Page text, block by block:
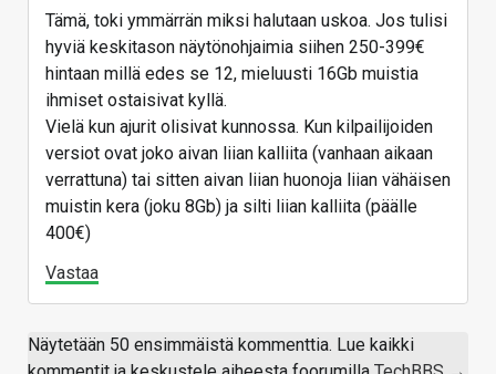
(lähde )
- 21.3.2025 Shipping manifestissa liikkuu BMG-
G31:lle heat sinkkejä ( lähde)
- 24.3.2025 Ubuntu Pluckyyn tehdään kiireellisenä
bugikorjaus jossa nuo tammi-helmikuun vaihteessa
lisätyt kortit lisätään myös siihen. ( lähde)
- 25.3.2025 Shipping manifestissa liikkuu BMG-
G31:lle Socket Stiffenerejä ja tällä kertaa tiedetään
että ne ovat menneet samaan paikkaan kuin missä
- 29.3.2025 Shipping manifesteissa liikkuu
Elastomeerista tehtyjä testi socketteja BMG-G31:lle
- 14.5.2025 Intel muuttaa rajusti suuntaa alkaen
Tämä, toki ymmärrän miksi halutaan uskoa. Jos tulisi
hyviä keskitason näytönohjaimia siihen 250-399€
hintaan millä edes se 12, mieluusti 16Gb muistia
ihmiset ostaisivat kyllä.
Vielä kun ajurit olisivat kunnossa. Kun kilpailijoiden
versiot ovat joko aivan liian kalliita (vanhaan aikaan
verrattuna) tai sitten aivan liian huonoja liian vähäisen
muistin kera (joku 8Gb) ja silti liian kalliita (päälle
400€)
Vastaa
Näytetään 50 ensimmäistä kommenttia. Lue kaikki